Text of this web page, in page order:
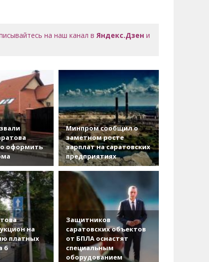
на наш канал вЯндекс.Дзен и
оформить
Минпром сообщил о
заметном росте
зарплат на саратовских
предприятиях
на
платных
6
Защитников
саратовских объектов
от БПЛА оснастят
специальным
оборудованием